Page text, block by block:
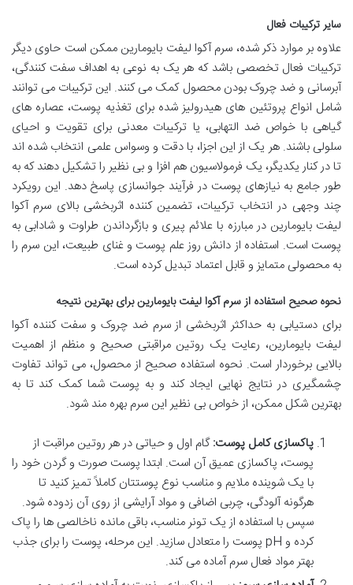
سایر ترکیبات فعال
علاوه بر موارد ذکر شده، سرم آکوا لیفت بایومارین ممکن است حاوی دیگر
ترکیبات فعال تخصصی باشد که هر یک به نوعی به اهداف سفت کنندگی،
آبرسانی و ضد چروک بودن محصول کمک می کنند. این ترکیبات می توانند
شامل انواع پروتئین های هیدرولیز شده برای تغذیه پوست، عصاره های
گیاهی با خواص ضد التهابی، یا ترکیبات معدنی برای تقویت و احیای
سلولی باشند. هر یک از این اجزا، با دقت و وسواس علمی انتخاب شده اند
تا در کنار یکدیگر، یک فرمولاسیون هم افزا و بی نظیر را تشکیل دهند که به
طور جامع به نیازهای پوست در فرآیند جوانسازی پاسخ دهد. این رویکرد
چند وجهی در انتخاب ترکیبات، تضمین کننده اثربخشی بالای سرم آکوا
لیفت بایومارین در مبارزه با علائم پیری و بازگرداندن طراوت و شادابی به
پوست است. استفاده از دانش روز علم پوست و غنای طبیعت، این سرم را
به محصولی متمایز و قابل اعتماد تبدیل کرده است.
نحوه صحیح استفاده از سرم آکوا لیفت بایومارین برای بهترین نتیجه
برای دستیابی به حداکثر اثربخشی از سرم ضد چروک و سفت کننده آکوا
لیفت بایومارین، رعایت یک روتین مراقبتی صحیح و منظم از اهمیت
بالایی برخوردار است. نحوه استفاده صحیح از محصول، می تواند تفاوت
چشمگیری در نتایج نهایی ایجاد کند و به پوست شما کمک کند تا به
بهترین شکل ممکن، از خواص بی نظیر این سرم بهره مند شود.
پاکسازی کامل پوست:گام اول و حیاتی در هر روتین مراقبت از
پوست، پاکسازی عمیق آن است. ابتدا پوست صورت و گردن خود را
با یک شوینده ملایم و مناسب نوع پوستتان کاملاً تمیز کنید تا
هرگونه آلودگی، چربی اضافی و مواد آرایشی از روی آن زدوده شود.
سپس با استفاده از یک تونر مناسب، باقی مانده ناخالصی ها را پاک
کرده و pH پوست را متعادل سازید. این مرحله، پوست را برای جذب
بهتر مواد فعال سرم آماده می کند.